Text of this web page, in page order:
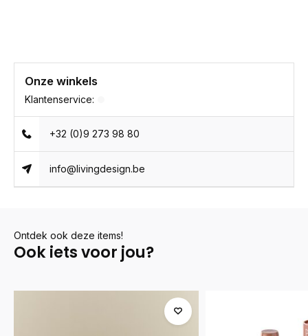
Onze winkels
Klantenservice:
+32 (0)9 273 98 80
info@livingdesign.be
Ontdek ook deze items!
Ook iets voor jou?